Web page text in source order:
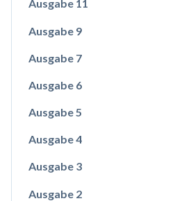
Ausgabe 11
Ausgabe 9
Ausgabe 7
Ausgabe 6
Ausgabe 5
Ausgabe 4
Ausgabe 3
Ausgabe 2